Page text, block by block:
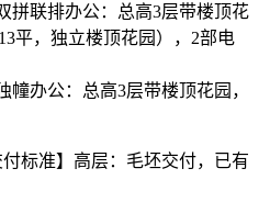
拼联排办公：总高3层带楼顶花
平，独立楼顶花园），2部电
幢办公：总高3层带楼顶花园，
付标准】高层：毛坯交付，已有